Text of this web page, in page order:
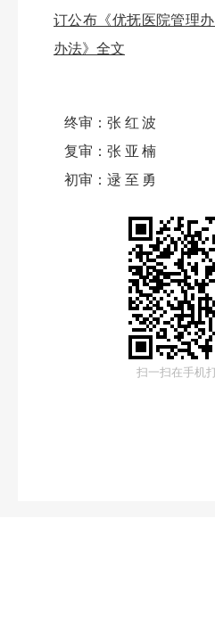
订公布《优抚医院管理
办法》全文
终审： 张红波
复审： 张亚楠
初审： 逯至勇
扫一扫在手机